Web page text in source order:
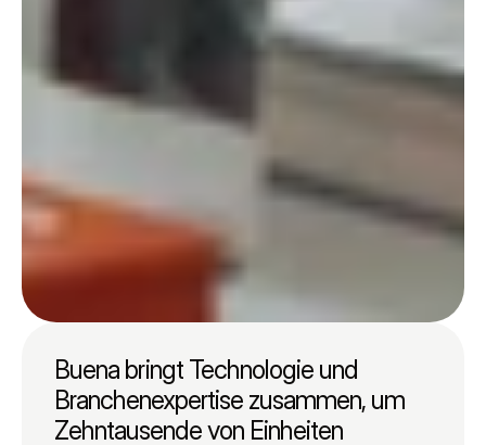
Buena bringt Technologie und
Branchenexpertise zusammen, um
Zehntausende von Einheiten